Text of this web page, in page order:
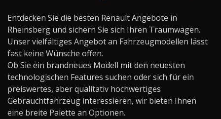
Entdecken Sie die besten Renault Angebote in
Rheinsberg und sichern Sie sich Ihren Traumwagen.
Unser vielfältiges Angebot an Fahrzeugmodellen lässt
fast keine Wünsche offen.
Ob Sie ein brandneues Modell mit den neuesten
technologischen Features suchen oder sich für ein
preiswertes, aber qualitativ hochwertiges
Gebrauchtfahrzeug interessieren, wir bieten Ihnen
eine breite Palette an Optionen.